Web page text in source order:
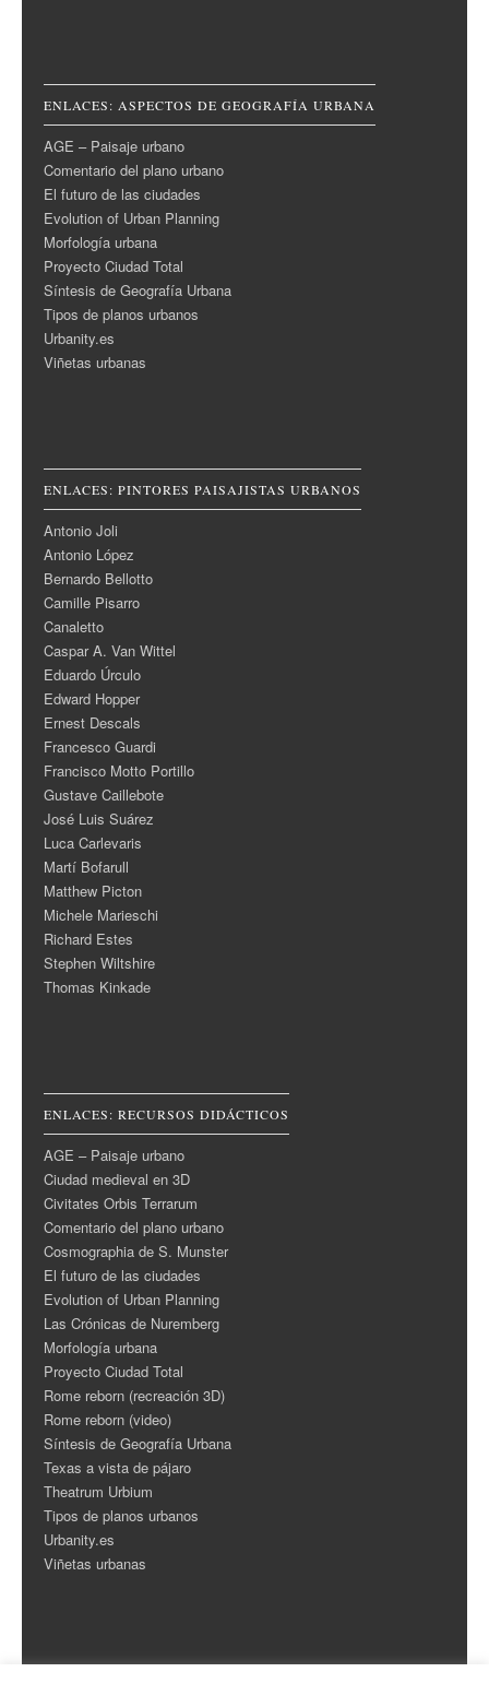
ENLACES: ASPECTOS DE GEOGRAFÍA URBANA
AGE – Paisaje urbano
Comentario del plano urbano
El futuro de las ciudades
Evolution of Urban Planning
Morfología urbana
Proyecto Ciudad Total
Síntesis de Geografía Urbana
Tipos de planos urbanos
Urbanity.es
Viñetas urbanas
ENLACES: PINTORES PAISAJISTAS URBANOS
Antonio Joli
Antonio López
Bernardo Bellotto
Camille Pisarro
Canaletto
Caspar A. Van Wittel
Eduardo Úrculo
Edward Hopper
Ernest Descals
Francesco Guardi
Francisco Motto Portillo
Gustave Caillebote
José Luis Suárez
Luca Carlevaris
Martí Bofarull
Matthew Picton
Michele Marieschi
Richard Estes
Stephen Wiltshire
Thomas Kinkade
ENLACES: RECURSOS DIDÁCTICOS
AGE – Paisaje urbano
Ciudad medieval en 3D
Civitates Orbis Terrarum
Comentario del plano urbano
Cosmographia de S. Munster
El futuro de las ciudades
Evolution of Urban Planning
Las Crónicas de Nuremberg
Morfología urbana
Proyecto Ciudad Total
Rome reborn (recreación 3D)
Rome reborn (video)
Síntesis de Geografía Urbana
Texas a vista de pájaro
Theatrum Urbium
Tipos de planos urbanos
Urbanity.es
Viñetas urbanas